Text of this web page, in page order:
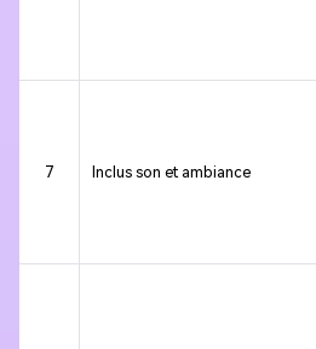
7 Inclus son et ambiance